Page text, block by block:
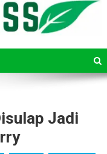
Jadi